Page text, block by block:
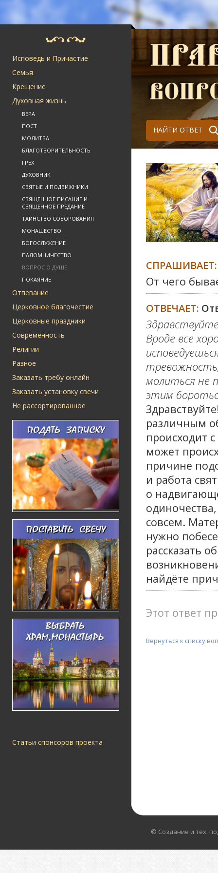
Исповедь и Причастие
Семья
Крещение
Духовная жизнь
ВЕРА
ПОСТ
МОЛИТВА
БЛАГОТВОРИТЕЛЬНОСТЬ
ГРЕХ
ДУХОВНИК
СВЯТЫЕ И ПОДВИЖНИКИ
СВЯЩЕННОЕ ПИСАНИЕ И
СВЯЩЕННОЕ ПРЕДАНИЕ
ТАИНСТВО СОБОРОВАНИЯ
МОНАШЕСТВО
БОГОСЛУЖЕНИЕ
ПАЛОМНИЧЕСТВО
ВОПРОС О ДУШЕ
ПОКАЯНИЕ
Отпевание
Церковное благочестие
Церковные праздники
Современность
Религии
Разное
Заказать требу онлайн
Заказать установку свечи
Не рассортированное
Статьи спонсоров проекта
НАЙТИ ОТВЕТ
СПРАШИВАЕТ:
От чего
ОТВЕЧАЕТ:
Вроде все
молиться не
этим
различным
происходит
может
причине
и работа
о
совсем.
нужно
рассказать
найдёте
Этот ответ
Вернуться к списку
© Создание и тех.